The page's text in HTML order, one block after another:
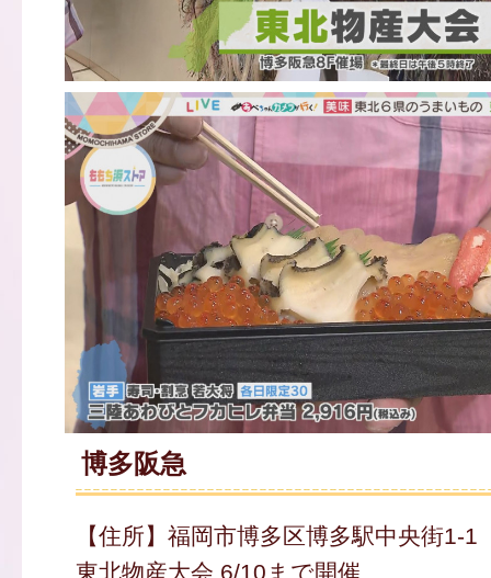
博多阪急
【住所】福岡市博多区博多駅中央街1-1
東北物産大会 6/10まで開催